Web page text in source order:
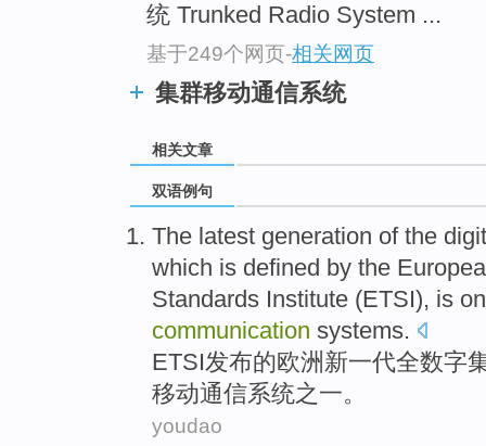
统 Trunked Radio System ...
基于249个网页-相关网页
集群移动通信系统
相关文章
双语例句
The latest generation of the
which is defined by the
Standards Institute (ETSI), is
communication systems.
ETSI发布的欧洲 新一代全数字
移动通信系统之一。
youdao